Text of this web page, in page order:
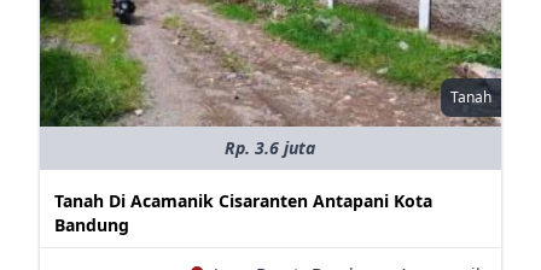
Tanah
Rp. 3.6 juta
Tanah Di Acamanik Cisaranten Antapani Kota
Bandung